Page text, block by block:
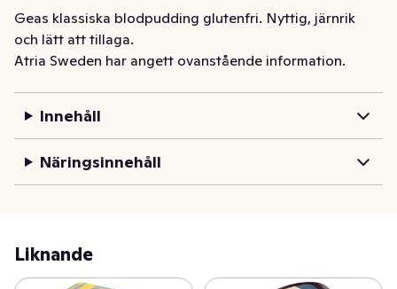
Geas klassiska blodpudding glutenfri. Nyttig, järnrik
och lätt att tillaga.
Atria Sweden har angett ovanstående information.
Innehåll
Näringsinnehåll
Liknande